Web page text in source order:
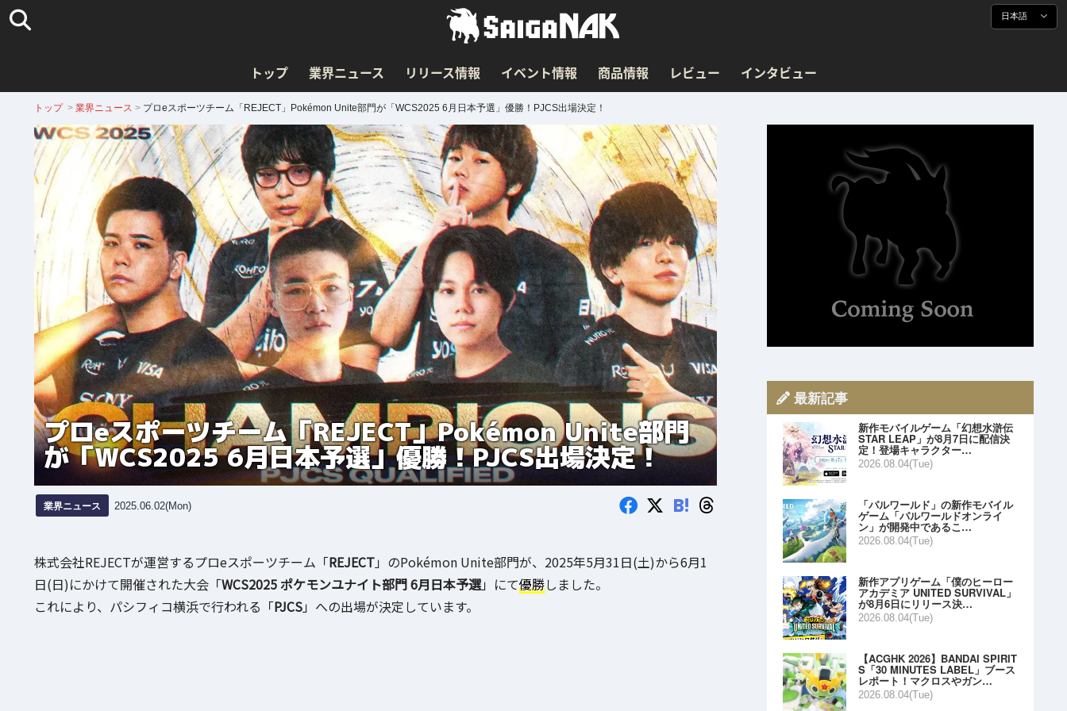
日本語
トップ 業界ニュース リリース情報 イベント情報 商品情報 レビュー インタビュー
トップ > 業界ニュース > プロeスポーツチーム「REJECT」Pokémon Unite部門が「WCS2025 6月日本予選」優勝！PJCS出場決定！
プロeスポーツチーム「REJECT」Pokémon Unite部門
が「WCS2025 6月日本予選」優勝！PJCS出場決定！
業界ニュース 2025.06.02(Mon) B!
株式会社REJECTが運営するプロeスポーツチーム「REJECT」のPokémon Unite部門が、2025年5月31日(土)から6月1
日(日)にかけて開催された大会「WCS2025 ポケモンユナイト部門 6月日本予選」にて優勝しました。
これにより、パシフィコ横浜で行われる「PJCS」への出場が決定しています。
最新記事
新作モバイルゲーム「幻想水滸伝
STAR LEAP」が8月7日に配信決
定！登場キャラクター…
2026.08.04(Tue)
「パルワールド」の新作モバイル
ゲーム「パルワールドオンライ
ン」が開発中であるこ…
2026.08.04(Tue)
新作アプリゲーム「僕のヒーロー
アカデミア UNITED SURVIVAL」
が8月6日にリリース決…
2026.08.04(Tue)
【ACGHK 2026】BANDAI SPIRIT
S「30 MINUTES LABEL」ブース
レポート！マクロスやガン…
2026.08.04(Tue)